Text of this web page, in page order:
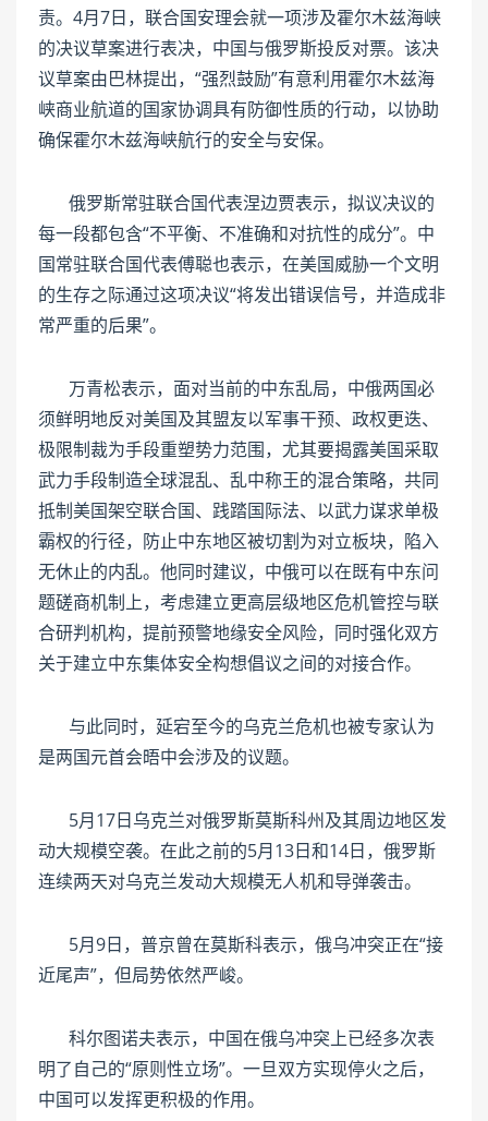
责。4月7日，联合国安理会就一项涉及霍尔木兹海峡
的决议草案进行表决，中国与俄罗斯投反对票。该决
议草案由巴林提出，“强烈鼓励”有意利用霍尔木兹海
峡商业航道的国家协调具有防御性质的行动，以协助
确保霍尔木兹海峡航行的安全与安保。
俄罗斯常驻联合国代表涅边贾表示，拟议决议的
每一段都包含“不平衡、不准确和对抗性的成分”。中
国常驻联合国代表傅聪也表示，在美国威胁一个文明
的生存之际通过这项决议“将发出错误信号，并造成非
常严重的后果”。
万青松表示，面对当前的中东乱局，中俄两国必
须鲜明地反对美国及其盟友以军事干预、政权更迭、
极限制裁为手段重塑势力范围，尤其要揭露美国采取
武力手段制造全球混乱、乱中称王的混合策略，共同
抵制美国架空联合国、践踏国际法、以武力谋求单极
霸权的行径，防止中东地区被切割为对立板块，陷入
无休止的内乱。他同时建议，中俄可以在既有中东问
题磋商机制上，考虑建立更高层级地区危机管控与联
合研判机构，提前预警地缘安全风险，同时强化双方
关于建立中东集体安全构想倡议之间的对接合作。
与此同时，延宕至今的乌克兰危机也被专家认为
是两国元首会晤中会涉及的议题。
5月17日乌克兰对俄罗斯莫斯科州及其周边地区发
动大规模空袭。在此之前的5月13日和14日，俄罗斯
连续两天对乌克兰发动大规模无人机和导弹袭击。
5月9日，普京曾在莫斯科表示，俄乌冲突正在“接
近尾声”，但局势依然严峻。
科尔图诺夫表示，中国在俄乌冲突上已经多次表
明了自己的“原则性立场”。一旦双方实现停火之后，
中国可以发挥更积极的作用。